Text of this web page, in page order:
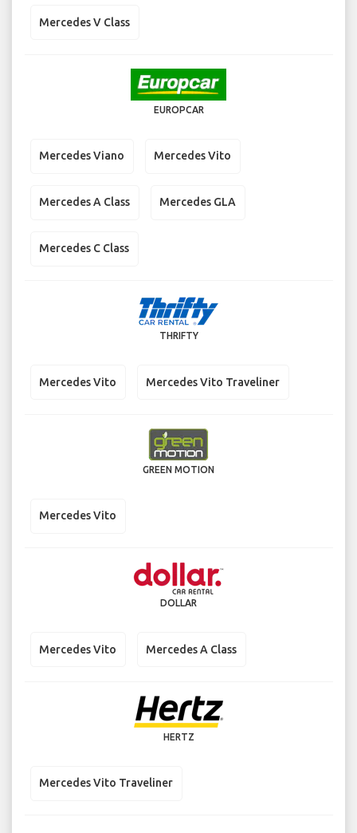
Mercedes V Class
EUROPCAR
Mercedes Viano Mercedes Vito
Mercedes A Class Mercedes GLA
Mercedes C Class
THRIFTY
Mercedes Vito Mercedes Vito Traveliner
GREEN MOTION
Mercedes Vito
DOLLAR
Mercedes Vito Mercedes A Class
HERTZ
Mercedes Vito Traveliner